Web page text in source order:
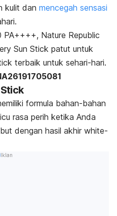
kulit dan mencegah sensasi
PA++++, Nature Republic
Sun Stick patut untuk
terbaik untuk sehari-hari.
formula bahan-bahan
rasa perih ketika Anda
dengan hasil akhir white-
Iklan